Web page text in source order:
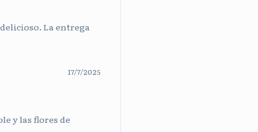
La entrega
17/7/2025
y las flores de